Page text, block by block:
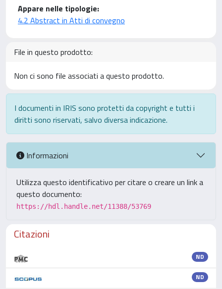
Appare nelle tipologie:
4.2 Abstract in Atti di convegno
File in questo prodotto:
Non ci sono file associati a questo prodotto.
I documenti in IRIS sono protetti da copyright e tutti i
diritti sono riservati, salvo diversa indicazione.
Informazioni
Utilizza questo identificativo per citare o creare un link a
questo documento:
https://hdl.handle.net/11388/53769
Citazioni
ND
ND